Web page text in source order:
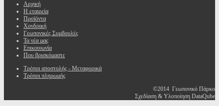
Αρχική
Η εταιρεία
Προϊόντα
Χονδρική
Γεωπονικές Συμβουλές
Τα νέα μας
Επικοινωνία
Που βρισκόμαστε
Τρόποι αποστολής - Μεταφορικά
Τρόποι πληρωμής
©2014 Γεωπονικό Πάρκο
Σχεδίαση & Υλοποίηση DataQube